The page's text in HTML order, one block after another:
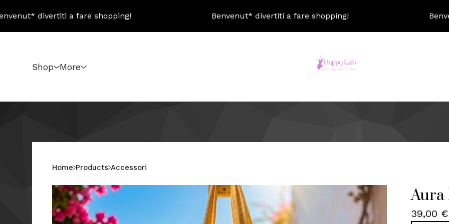
a fare shopping! Benvenut* divertiti a fare shopping! Benvenut*
Shop More
Home Products Accessori
Aura
39,00 €